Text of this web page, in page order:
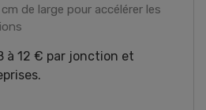
de large pour accélérer les
à 12 € par jonction et